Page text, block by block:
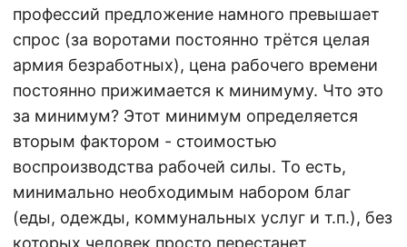
профессий предложение намного превышает
спрос (за воротами постоянно трётся целая
армия безработных), цена рабочего времени
постоянно прижимается к минимуму. Что это
за минимум? Этот минимум определяется
вторым фактором - стоимостью
воспроизводства рабочей силы. То есть,
минимально необходимым набором благ
(еды, одежды, коммунальных услуг и т.п.), без
которых человек просто перестанет